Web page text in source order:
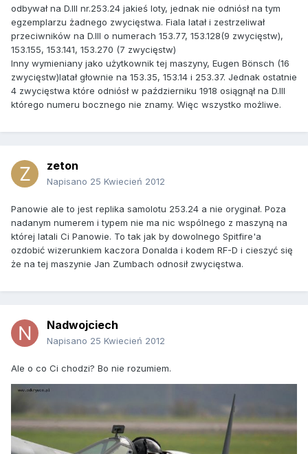
odbywał na D.III nr.253.24 jakieś loty, jednak nie odniósł na tym
egzemplarzu żadnego zwycięstwa. Fiala latał i zestrzeliwał
przeciwników na D.III o numerach 153.77, 153.128(9 zwycięstw),
153.155, 153.141, 153.270 (7 zwycięstw)
Inny wymieniany jako użytkownik tej maszyny, Eugen Bönsch (16
zwycięstw)latał głownie na 153.35, 153.14 i 253.37. Jednak ostatnie
4 zwycięstwa które odniósł w październiku 1918 osiągnął na D.III
którego numeru bocznego nie znamy. Więc wszystko możliwe.
zeton
Napisano 25 Kwiecień 2012
Panowie ale to jest replika samolotu 253.24 a nie oryginał. Poza
nadanym numerem i typem nie ma nic wspólnego z maszyną na
której latali Ci Panowie. To tak jak by dowolnego Spitfire'a
ozdobić wizerunkiem kaczora Donalda i kodem RF-D i cieszyć się
że na tej maszynie Jan Zumbach odnosił zwycięstwa.
Nadwojciech
Napisano 25 Kwiecień 2012
Ale o co Ci chodzi? Bo nie rozumiem.